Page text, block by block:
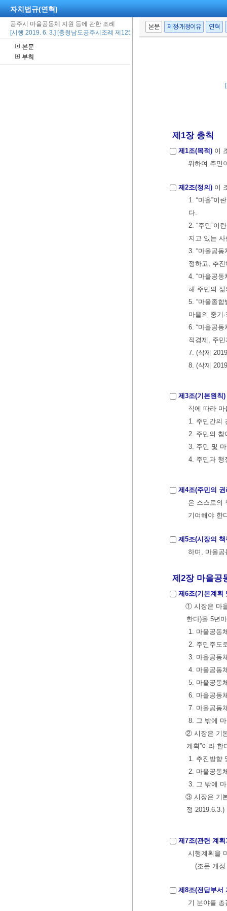
자치법규(연혁)
공주시 마을공동체 지원 등에 관한 조례
[시행 2019. 6. 3.] [충청남도공주시조례 제1253호, 2019. 6. 3., 일부개정]
본문
부칙
본문 제정·개정이유 연혁
제1장 총칙
제1조(목적) 이
위하여 주민
제2조(정의) 이
1. “마을”이
다.
2. “주민”이
지고 있는
3. “마을공
정하고, 추
4. “마을공
해 주민의
5. “마을종
마을의 중기
6. “마을공
적경제, 주
7. (삭제
8. (삭제
제3조(기본원칙)
칙에 따라
1. 주민간의
2. 주민의 참
3. 주민 및
4. 주민과 행
제4조(주민의
은 스스로의
기여해야 한
제5조(시장의 책
하며, 마을공
제2장 마을공
제6조(기본계획
① 시장은 마
한다)을 5년
1. 마을공동
2. 주민주도
3. 마을공동
4. 마을공동
5. 마을공동
6. 마을공동
7. 마을공동
8. 그 밖에
② 시장은 기
계획”이라
1. 추진방향
2. 마을공동
3. 그 밖에
③ 시장은 기
정 2019.6.3.)
제7조(관련 계
시행계획을
(조문 개
제8조(전담부서
기 분야를 총